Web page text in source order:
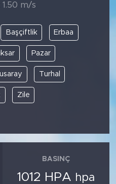
1.50 m/s
Başçiftlik Erbaa
Pazar
Turhal
Zile
BASINÇ
1012 HPA hpa